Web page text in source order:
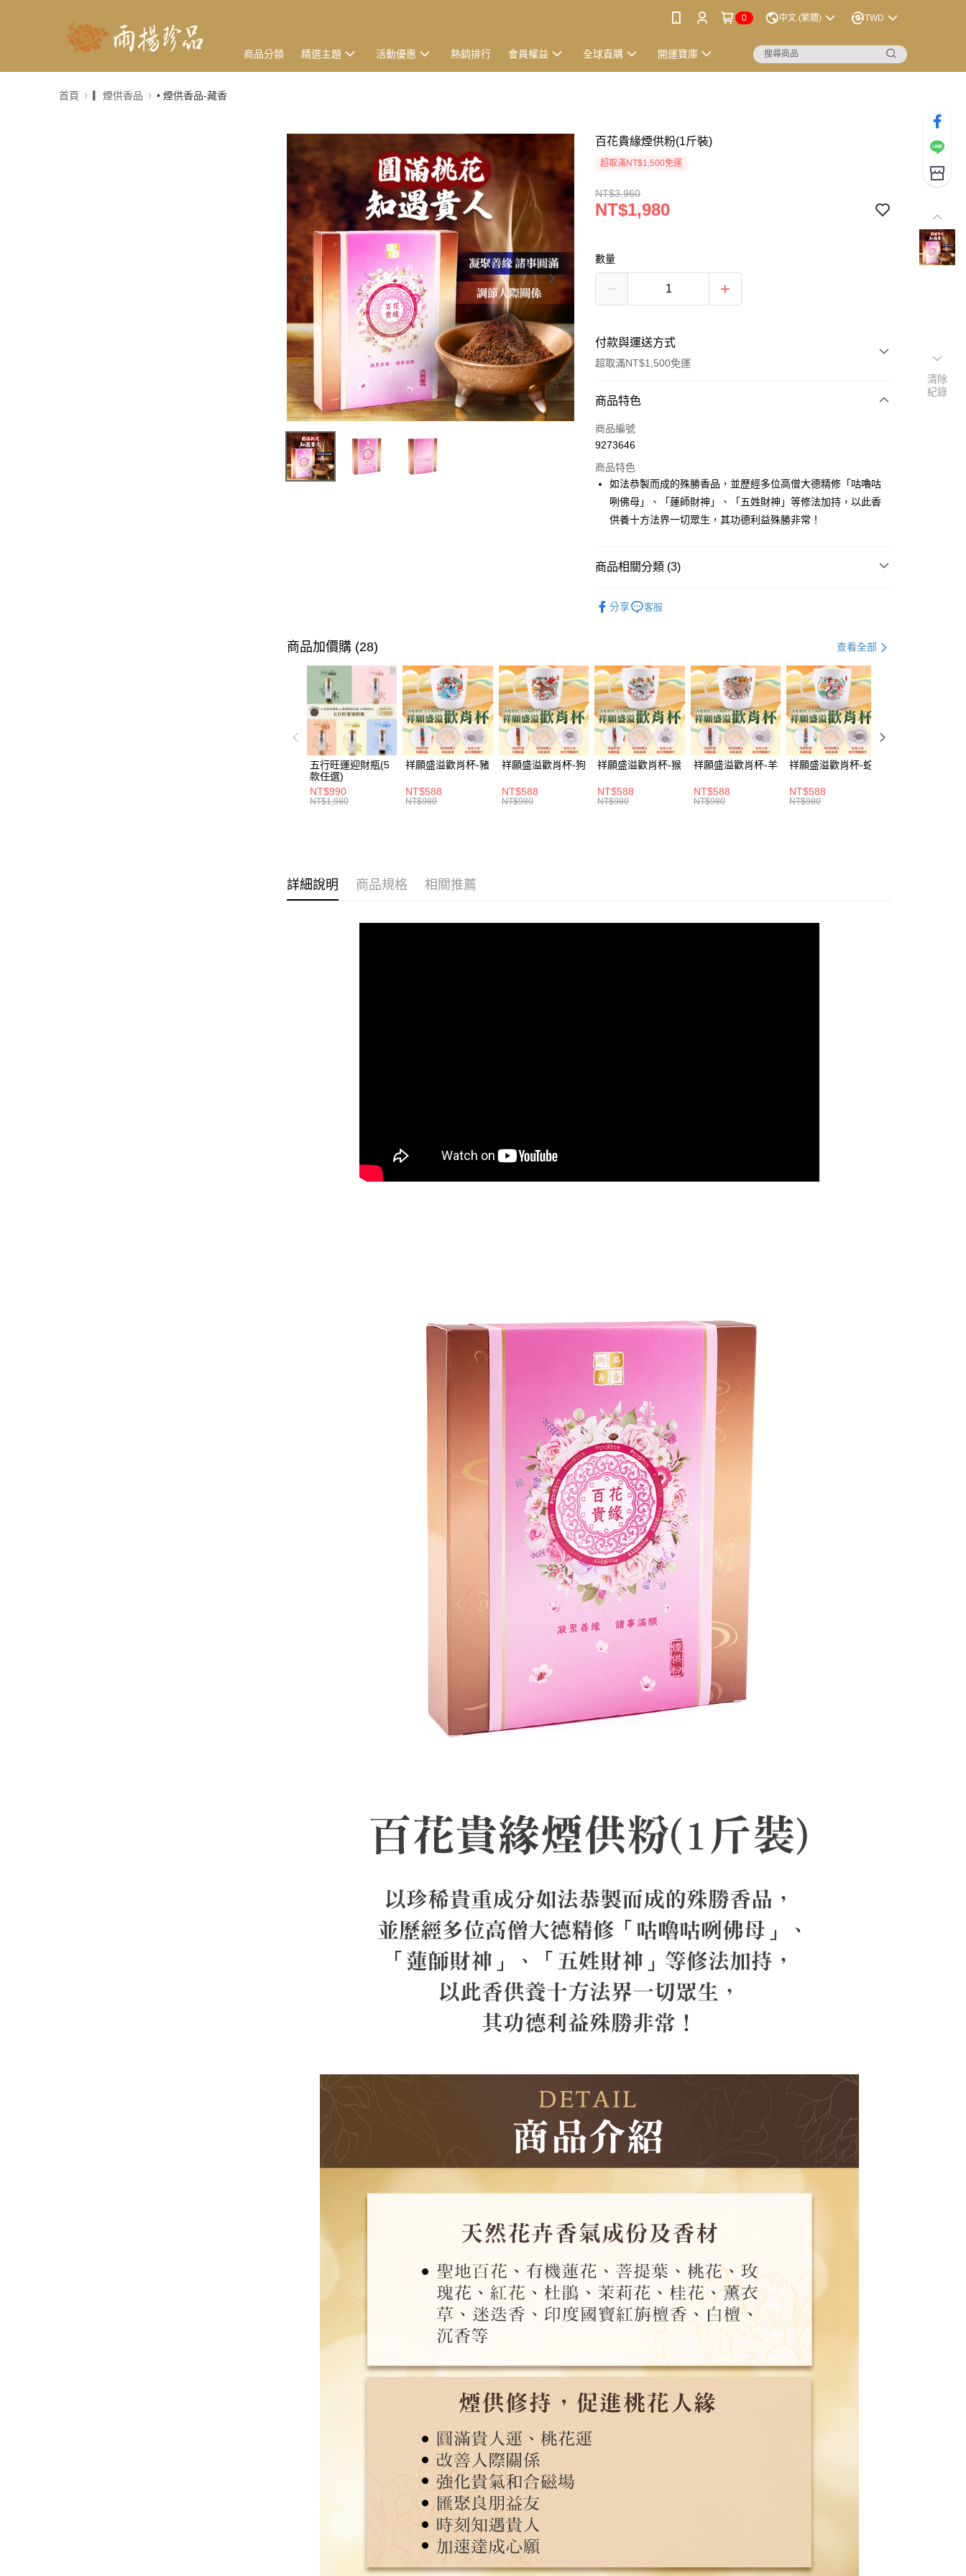
0 中文 (繁體) TWD
商品分類 精選主題 活動優惠 熱銷排行 會員權益 全球直購 開運寶庫
首頁 ▎煙供香品 • 煙供香品-藏香
百花貴緣煙供粉(1斤裝)
超取滿NT$1,500免運
NT$3,960
NT$1,980
數量
付款與運送方式
超取滿NT$1,500免運
付款方式
信用卡一次付款
Apple Pay
街口支付
Google Pay
大哥付你分期
2.付款方式選擇「大哥付你分期」，訂單成立後會自動跳轉到大哥付的交易
流程，驗證手機門號後，選擇欲分期的期數、繳款截止日，確認付款後即
完成交易。
3.實際核准額度、可分期數及費用金額請依後續交易確認頁面所載為準。
4.訂單成立30分鐘內，如未前往確認交易或遇審核未通過，訂單將自動取
消。如遇「轉專審核」未通過狀況，表示未達大哥付你分期系統評分，恕
無法說明評估內容。
【繳款方式說明】
1.分期款項不併入電信帳單，「大哥付你分期」於每月結算日後寄送繳費提
醒簡訊。
2.透過簡訊連結打開帳單後，可選擇「超商條碼／台灣大直營門市／銀行轉
貨到付款
運送方式
付款後全家取貨(訂單門檻$4000以下)
每筆NT$120，滿NT$1,500(含以上)免運費
付款後萊爾富取貨(訂單門檻$4000以下)
商品特色
商品編號
9273646
商品特色
如法恭製而成的殊勝香品，並歷經多位高僧大德精修「咕嚕咕
咧佛母」、「蓮師財神」、「五姓財神」等修法加持，以此香
供養十方法界一切眾生，其功德利益殊勝非常！
商品相關分類 (3)
分享 客服
商品加價購 (28) 查看全部
五行旺運迎財瓶(5
款任選)
NT$990
NT$1,980
祥願盛溢歡肖杯-豬
NT$588
NT$980
祥願盛溢歡肖杯-狗
NT$588
NT$980
祥願盛溢歡肖杯-猴
NT$588
NT$980
祥願盛溢歡肖杯-羊
NT$588
NT$980
祥願盛溢歡肖杯-蛇
NT$588
NT$980
詳細說明 商品規格 相關推薦
清除
紀錄